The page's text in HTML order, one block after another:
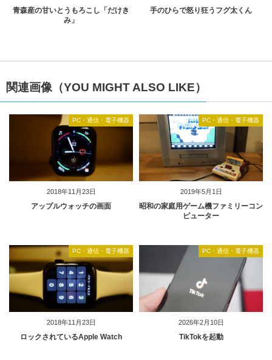
青森産の甘いとうもろこし「だけき
み」
手のひらで怒り狂うフグ太くん
関連画像（YOU MIGHT ALSO LIKE）
2018年11月23日
PC・通信・電子機器
アップルウォッチの画面
2019年5月1日
PC・通信・電子機器
昭和の家庭用ゲーム機ファミリーコン
ピューター
2018年11月23日
PC・通信・電子機器
ロックされているApple Watch
2026年2月10日
PC・通信・電子機器
TikTokを起動